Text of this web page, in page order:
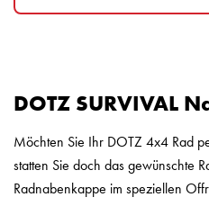
DOTZ SURVIVAL
Möchten Sie Ihr DOTZ 4x4 Rad
statten Sie doch das gewünschte
Radnabenkappe im speziellen